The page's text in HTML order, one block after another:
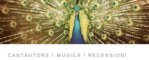
adulta e si sente in dovere di preparare un domani
migliore […]
CANTAUTORE MUSICA RECENSIONI